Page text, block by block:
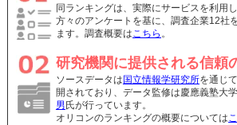
同ランキングは、実際にサービスを利用
方々のアンケートを基に、調査企業12社
ます。調査概要はこちら 。
研究機関に提供される信頼
ソースデータは 国立情報学研究所を通じ
開されており、データ監修は慶應義塾大
男 氏が行っています。
オリコンのランキングの概要については